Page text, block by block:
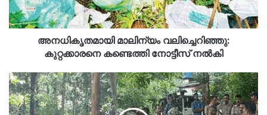
അനധികൃതമായി മാലിന്യം വലിച്ചെറിഞ്ഞു:
കുറ്റക്കാരനെ കണ്ടെത്തി നോട്ടീസ് നൽകി